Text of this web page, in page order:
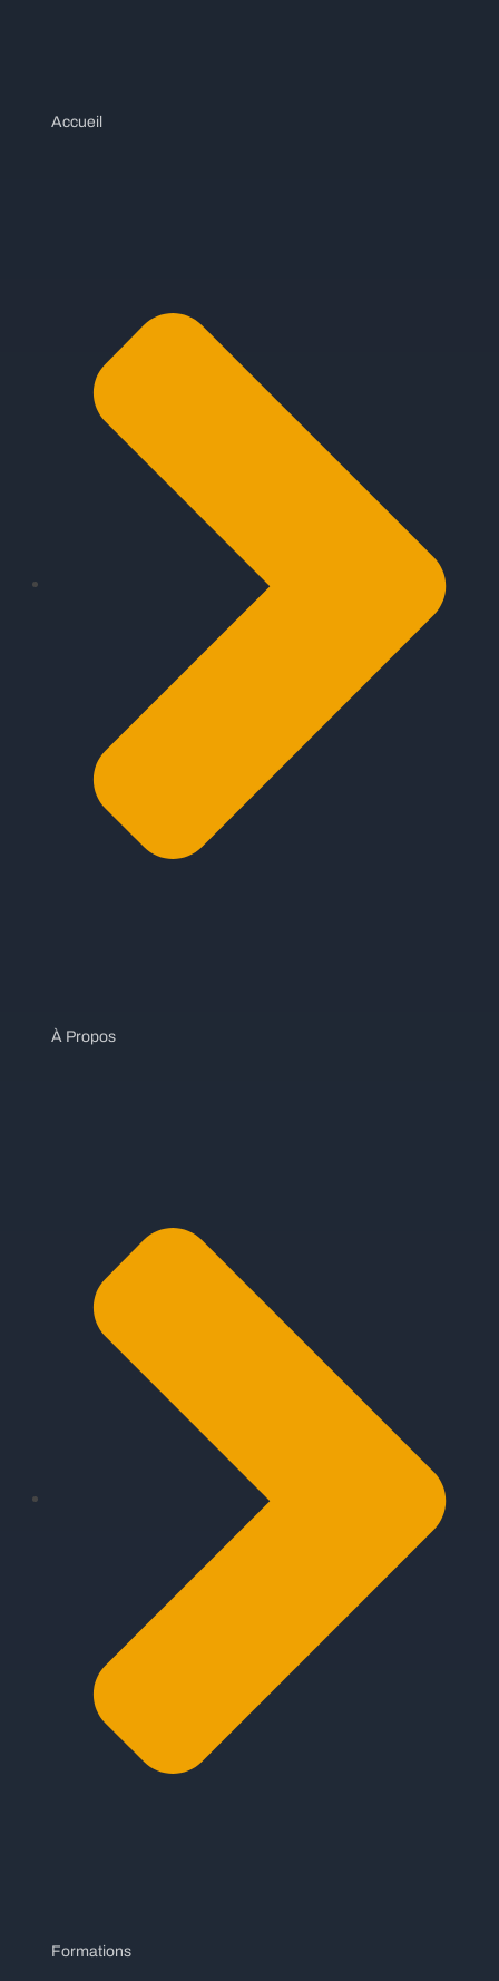
Accueil
À Propos
Formations